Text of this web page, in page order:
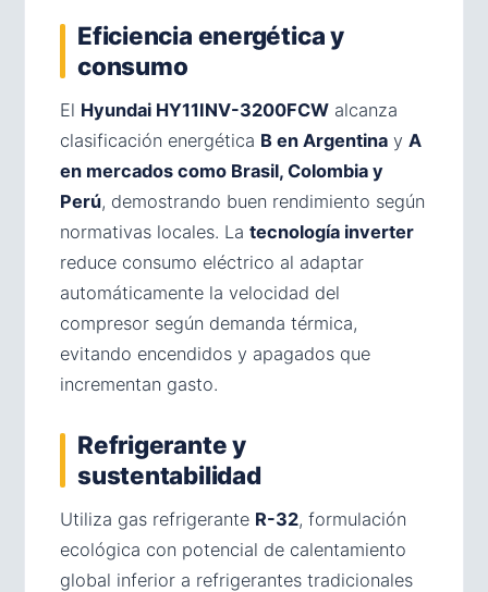
Eficiencia energética y
consumo
El Hyundai HY11INV-3200FCW alcanza
clasificación energética B en Argentina y A
en mercados como Brasil, Colombia y
Perú, demostrando buen rendimiento según
normativas locales. La tecnología inverter
reduce consumo eléctrico al adaptar
automáticamente la velocidad del
compresor según demanda térmica,
evitando encendidos y apagados que
incrementan gasto.
Refrigerante y
sustentabilidad
Utiliza gas refrigerante R-32, formulación
ecológica con potencial de calentamiento
global inferior a refrigerantes tradicionales